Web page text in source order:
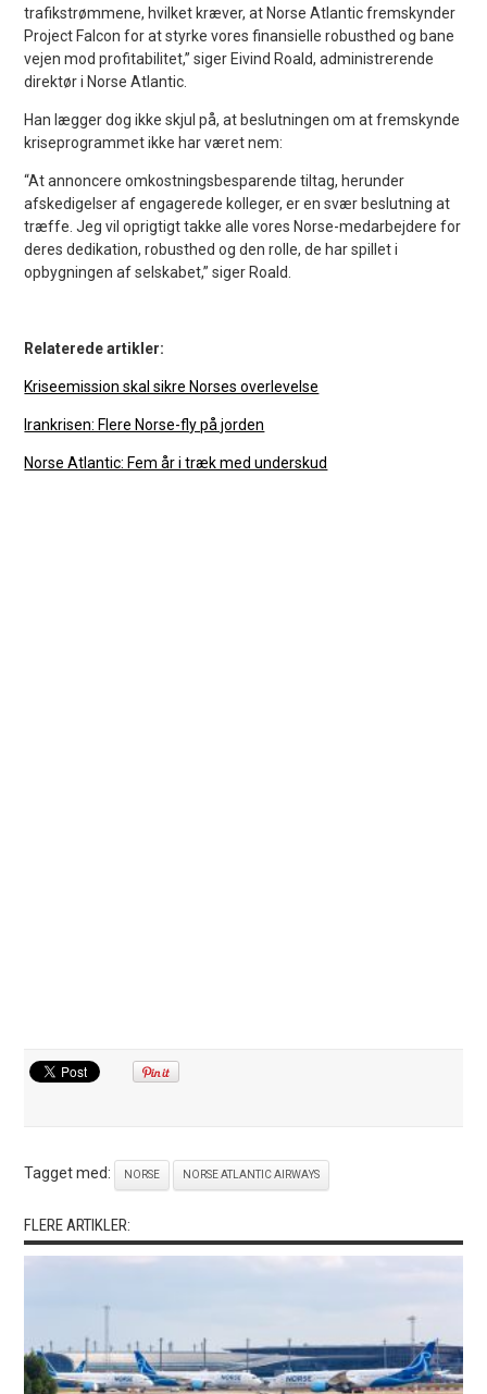
trafikstrømmene, hvilket kræver, at Norse Atlantic fremskynder
Project Falcon for at styrke vores finansielle robusthed og bane
vejen mod profitabilitet,” siger Eivind Roald, administrerende
direktør i Norse Atlantic.
Han lægger dog ikke skjul på, at beslutningen om at fremskynde
kriseprogrammet ikke har været nem:
“At annoncere omkostningsbesparende tiltag, herunder
afskedigelser af engagerede kolleger, er en svær beslutning at
træffe. Jeg vil oprigtigt takke alle vores Norse-medarbejdere for
deres dedikation, robusthed og den rolle, de har spillet i
opbygningen af selskabet,” siger Roald.
Relaterede artikler:
Kriseemission skal sikre Norses overlevelse
Irankrisen: Flere Norse-fly på jorden
Norse Atlantic: Fem år i træk med underskud
Tagget med: NORSE NORSE ATLANTIC AIRWAYS
FLERE ARTIKLER: